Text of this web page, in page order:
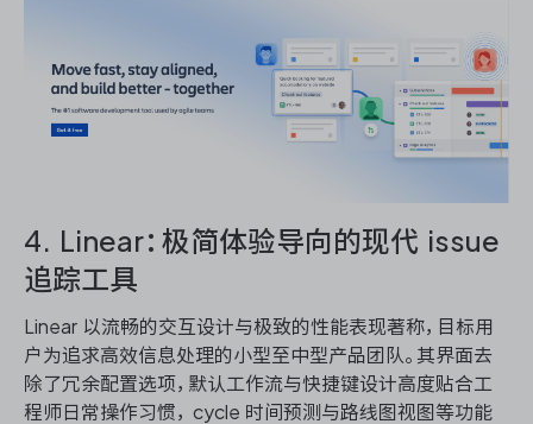
4. Linear：极简体验导向的现代 issue
追踪工具
Linear 以流畅的交互设计与极致的性能表现著称，目标用
户为追求高效信息处理的小型至中型产品团队。其界面去
除了冗余配置选项，默认工作流与快捷键设计高度贴合工
程师日常操作习惯， cycle 时间预测与路线图视图等功能